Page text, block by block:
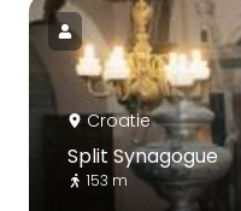
Croatie
Split Synagogue
153 m